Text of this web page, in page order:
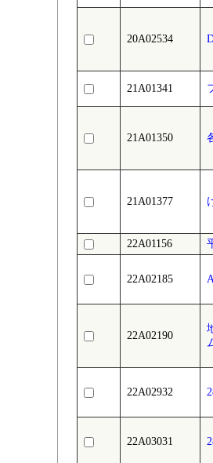
20A02534
21A01341
21A01350
21A01377
22A01156
22A02185
22A02190
22A02932
22A03031